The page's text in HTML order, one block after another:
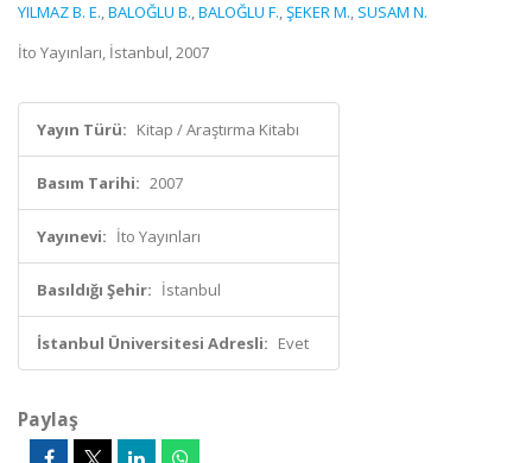
YILMAZ B. E.,BALOĞLU B.,BALOĞLU F.,ŞEKER M., SUSAM N.
İto Yayınları, İstanbul, 2007
Yayın Türü: Kitap / Araştırma Kitabı
Basım Tarihi: 2007
Yayınevi: İto Yayınları
Basıldığı Şehir: İstanbul
İstanbul Üniversitesi Adresli: Evet
Paylaş